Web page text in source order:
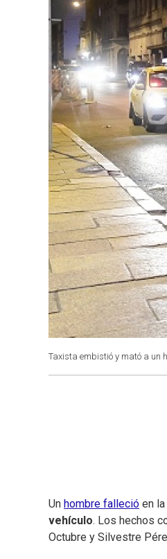
Taxista embistió y mató a un
Un hombre falleció en
vehículo. Los hechos
Octubre y Silvestre